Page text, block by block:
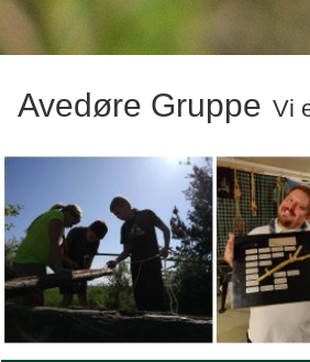
Avedøre Gruppe Vi